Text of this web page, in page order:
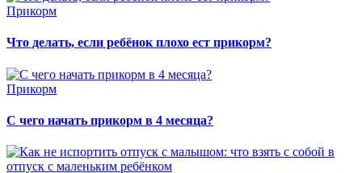
Прикорм
Что делать, если ребёнок плохо ест прикорм?
Прикорм
С чего начать прикорм в 4 месяца?